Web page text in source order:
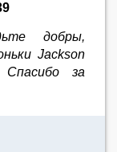
добры,
Jackson
за